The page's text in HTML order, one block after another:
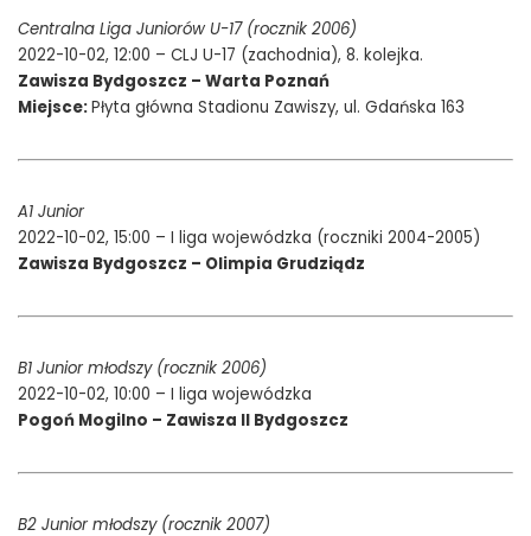
Centralna Liga Juniorów U-17 (rocznik 2006)
2022-10-02, 12:00 – CLJ U-17 (zachodnia), 8. kolejka.
Zawisza Bydgoszcz – Warta Poznań
Miejsce:Płyta główna Stadionu Zawiszy, ul. Gdańska 163
A1 Junior
2022-10-02, 15:00 – I liga wojewódzka (roczniki 2004-2005)
Zawisza Bydgoszcz – Olimpia Grudziądz
B1 Junior młodszy (rocznik 2006)
2022-10-02, 10:00 – I liga wojewódzka
Pogoń Mogilno – Zawisza II Bydgoszcz
B2 Junior młodszy (rocznik 2007)